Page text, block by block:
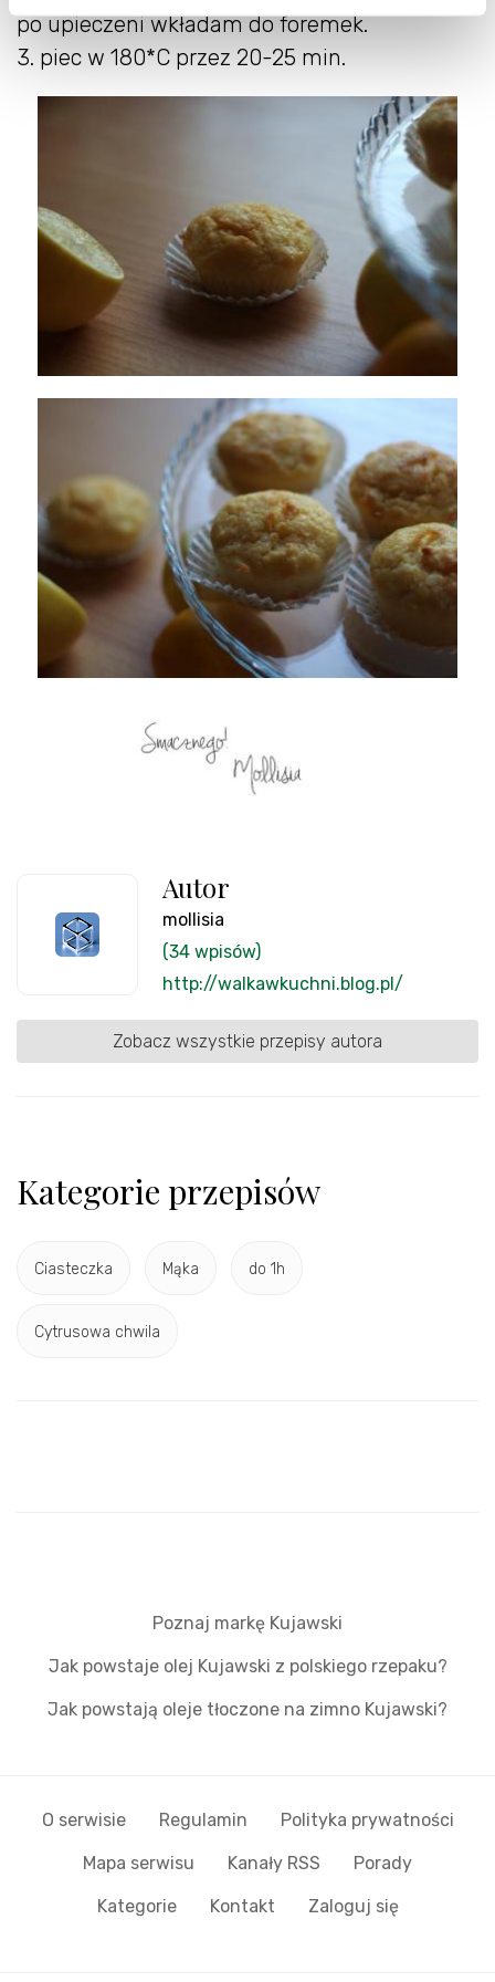
po upieczeni wkładam do foremek.
3. piec w 180*C przez 20-25 min.
Autor
mollisia
(34 wpisów)
http://walkawkuchni.blog.pl/
Zobacz wszystkie przepisy autora
Kategorie przepisów
Ciasteczka Mąka do 1h
Cytrusowa chwila
Poznaj markę Kujawski
Jak powstaje olej Kujawski z polskiego rzepaku?
Jak powstają oleje tłoczone na zimno Kujawski?
O serwisie Regulamin Polityka prywatności
Mapa serwisu Kanały RSS Porady
Kategorie Kontakt Zaloguj się